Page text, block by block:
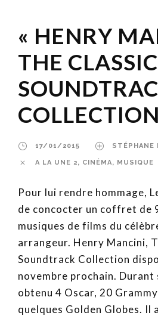
« HENRY
THE CLASSIC
COLLECTION
17/01/2015 STÉPHANE
A LA UNE 2, CINÉMA, MUSIQUE
Pour lui rendre hommage,
de concocter un coffret de
musiques de films du
arrangeur. Henry Mancini,
Soundtrack Collection
novembre prochain. Durant
obtenu 4 Oscar, 20
quelques Golden Globes. Il